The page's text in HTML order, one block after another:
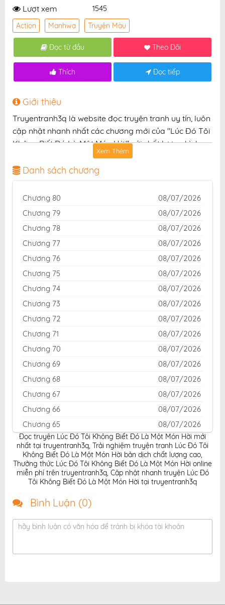
Lượt xem 1545
Action Manhwa Truyện Màu
Đọc từ đầu Theo Dõi
Thích Đọc tiếp
Giới thiệu
Truyentranh3q là website đọc truyện tranh uy tín, luôn
cập nhật nhanh nhất các chương mới của "Lúc Đó Tôi
Không Biết Đó Là Một Món Hời" với chất lượng hình
ảnh sắc nét, bản dịch chuẩn và giao diện thân thiện,
mang đến trải nghiệm đọc truyện hấp dẫn, tiện lợi,
hoàn toàn miễn phí cho độc giả yêu thích truyện tranh
online.
Xem Thêm
Danh sách chương
Chương 80
08/07/2026
Chương 79
08/07/2026
Chương 78
08/07/2026
Chương 77
08/07/2026
Chương 76
08/07/2026
Chương 75
08/07/2026
Chương 74
08/07/2026
Chương 73
08/07/2026
Chương 72
08/07/2026
Chương 71
08/07/2026
Chương 70
08/07/2026
Chương 69
08/07/2026
Chương 68
08/07/2026
Chương 67
08/07/2026
Chương 66
08/07/2026
Chương 65
08/07/2026
Chương 64
08/07/2026
Chương 63
08/07/2026
Chương 62
08/07/2026
Chương 61
08/07/2026
Chương 60
Chương 58
08/07/2026
Đọc truyện Lúc Đó Tôi Không Biết Đó Là Một Món Hời mới
nhất tại truyentranh3q, Trải nghiệm truyện tranh Lúc Đó Tôi
Không Biết Đó Là Một Món Hời bản dịch chất lượng cao,
Thưởng thức Lúc Đó Tôi Không Biết Đó Là Một Món Hời online
miễn phí trên truyentranh3q, Cập nhật nhanh truyện Lúc Đó
Tôi Không Biết Đó Là Một Món Hời tại truyentranh3q
Bình Luận (0)
hãy bình luận có văn hóa để tránh bị khóa tài khoản